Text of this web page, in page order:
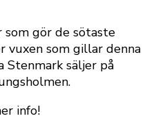
som gör de sötaste
som gillar denna
Stenmark säljer på
info!